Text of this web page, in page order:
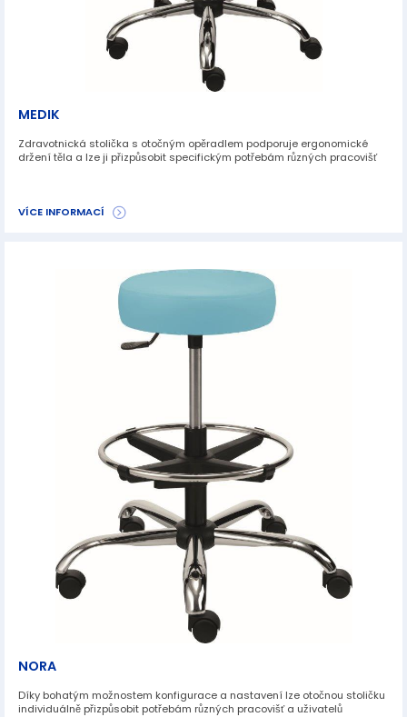
MEDIK
Zdravotnická stolička s otočným opěradlem podporuje ergonomické
držení těla a lze ji přizpůsobit specifickým potřebám různých pracovišť
VÍCE INFORMACÍ
NORA
Díky bohatým možnostem konfigurace a nastavení lze otočnou stoličku
individuálně přizpůsobit potřebám různých pracovišť a uživatelů